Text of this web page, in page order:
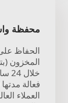
محفظة
العملاء